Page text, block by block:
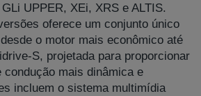
UPPER, XEi, XRS e ALTIS.
oferece um conjunto único
o motor mais econômico até
S, projetada para proporcionar
condução mais dinâmica e
incluem o sistema multimídia